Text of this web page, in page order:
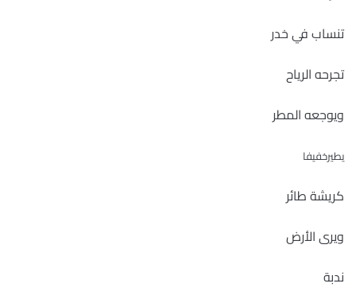
تنساب في خدر
تجرحه الرياح
ويوجعه المطر
يطيرخفيفا
كريشة طائر
ويرى الأرض
ندبة